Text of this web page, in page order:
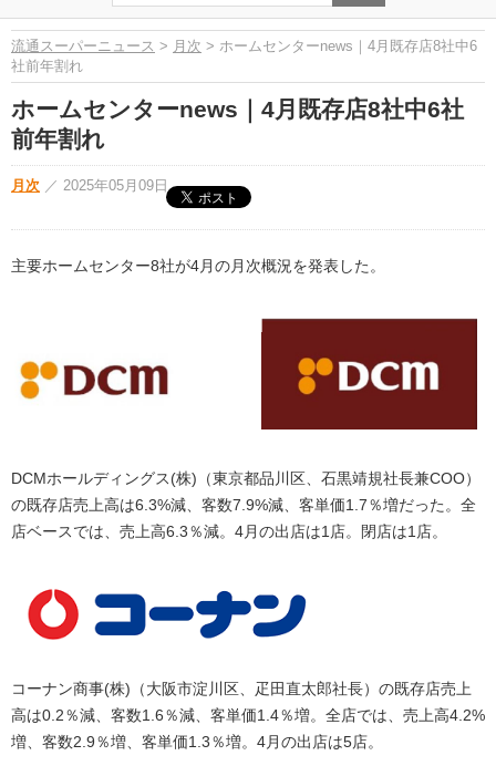
流通スーパーニュース > 月次 > ホームセンターnews｜4月既存店8社中6
社前年割れ
ホームセンターnews｜4月既存店8社中6社
前年割れ
月次 ／ 2025年05月09日
主要ホームセンター8社が4月の月次概況を発表した。
DCMホールディングス(株)（東京都品川区、石黒靖規社長兼COO）
の既存店売上高は6.3%減、客数7.9%減、客単価1.7％増だった。全
店ベースでは、売上高6.3％減。4月の出店は1店。閉店は1店。
コーナン商事(株)（大阪市淀川区、疋田直太郎社長）の既存店売上
高は0.2％減、客数1.6％減、客単価1.4％増。全店では、売上高4.2%
増、客数2.9％増、客単価1.3％増。4月の出店は5店。